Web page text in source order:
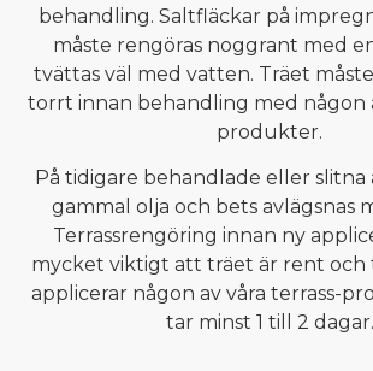
behandling. Saltfläckar på
måste rengöras noggrant med
tvättas väl med vatten. Träet
torrt innan behandling med någon
produkter.
På tidigare behandlade eller slitna
gammal olja och bets avlägsnas
Terrassrengöring innan ny
mycket viktigt att träet är rent och
applicerar någon av våra terrass-
tar minst 1 till 2 dagar.